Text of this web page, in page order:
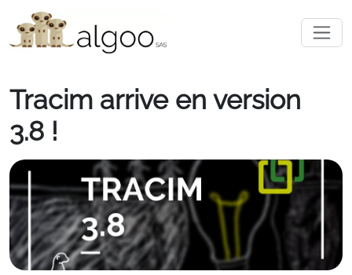
Tracim arrive en version
3.8 !